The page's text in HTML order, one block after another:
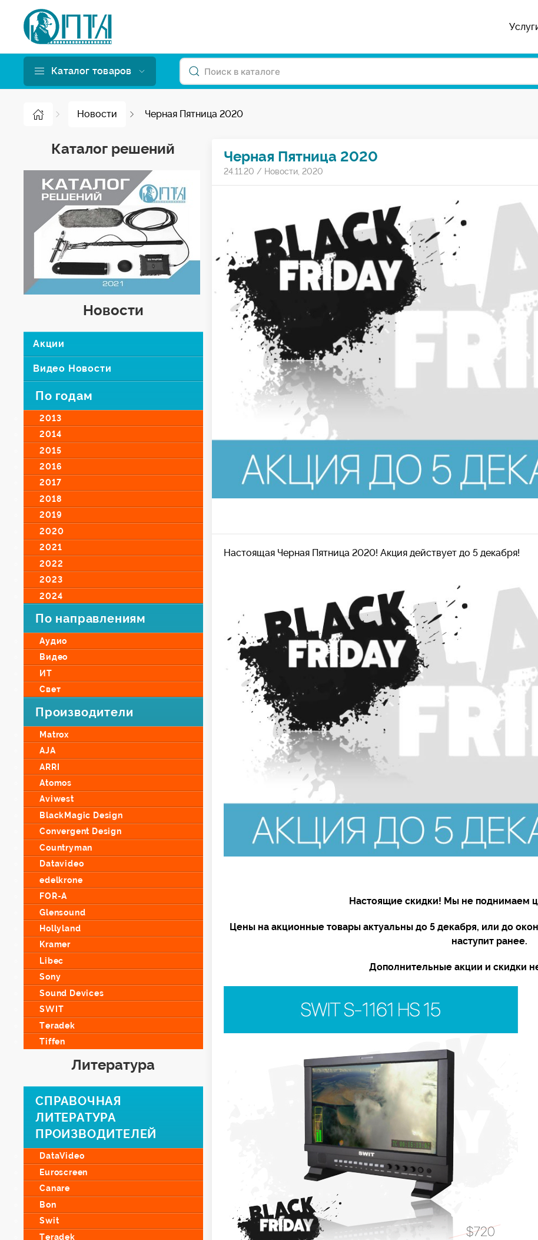
Каталог товаров
Новости Черная Пятница 2020
Каталог решений
Новости
Акции
Видео Новости
По годам
2013
2014
2015
2016
2017
2018
2019
2020
2021
2022
2023
2024
По направлениям
Аудио
Видео
ИТ
Свет
Производители
Matrox
AJA
ARRI
Atomos
Aviwest
BlackMagic Design
Convergent Design
Countryman
Datavideo
edelkrone
FOR-A
Glensound
Hollyland
Kramer
Libec
Sony
Sound Devices
SWIT
Teradek
Tiffen
Литература
СПРАВОЧНАЯ
ЛИТЕРАТУРА
ПРОИЗВОДИТЕЛЕЙ
DataVideo
Euroscreen
Canare
Bon
Swit
Teradek
Черная Пятница 2020
24.11.20 / Новости, 2020
Настоящая Черная Пятница 2020! Акция действует до 5 декабря!
Настоящие скидки! Мы не поднимаем
Цены на акционные товары актуальны до 5 декабря, или до
наступит ранее.
Дополнительные акции и скидки